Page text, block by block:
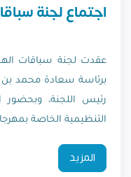
اجتماع لجنة
عقدت لجنة سباقات
برئاسة سعادة محمد بن
رئيس اللجنة، وبحضور
التنظيمية الخاصة
المزيد